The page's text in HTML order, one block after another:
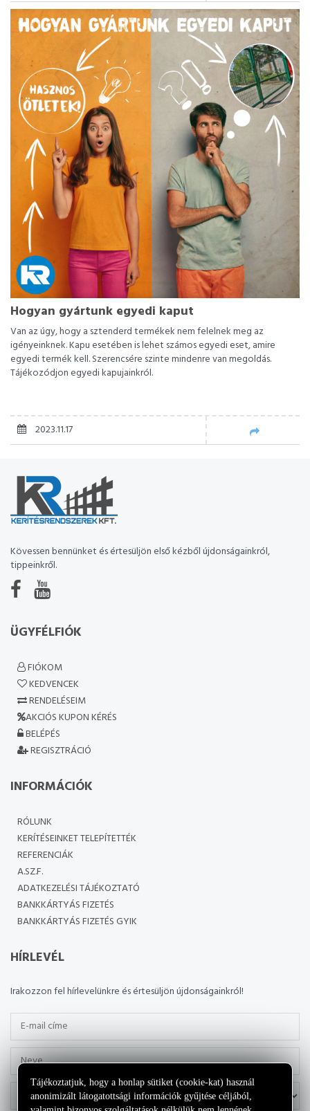
Hogyan gyártunk egyedi kaput
Van az úgy, hogy a sztenderd termékek nem felelnek meg az
igényeinknek. Kapu esetében is lehet számos egyedi eset, amire
egyedi termék kell. Szerencsére szinte mindenre van megoldás.
Tájékozódjon egyedi kapujainkról.
2023.11.17
Kövessen bennünket és értesüljön első kézből újdonságainkról,
tippeinkről.
ÜGYFÉLFIÓK
FIÓKOM
KEDVENCEK
RENDELÉSEIM
AKCIÓS KUPON KÉRÉS
BELÉPÉS
REGISZTRÁCIÓ
INFORMÁCIÓK
RÓLUNK
KERÍTÉSEINKET TELEPÍTETTÉK
REFERENCIÁK
A.SZ.F.
ADATKEZELÉSI TÁJÉKOZTATÓ
BANKKÁRTYÁS FIZETÉS
BANKKÁRTYÁS FIZETÉS GYIK
HÍRLEVÉL
Irakozzon fel hírlevelünkre és értesüljön újdonságainkról!
Tájékoztatjuk, hogy a honlap sütiket (cookie-kat) használ
anonimizált látogatottsági információk gyűjtése céljából,